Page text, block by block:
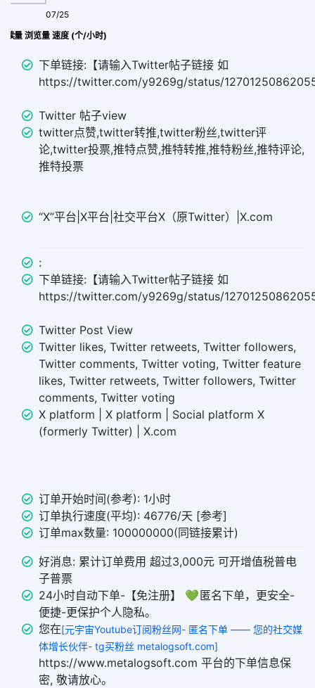
量 浏览量 速度 (个/小时)
07/25
下单链接:【请输入Twitter帖子链接 如
https://twitter.com/y9269g/status/
Twitter 帖子view
twitter点赞,twitter转推,twitter粉丝,twitter评
论,twitter投票,推特点赞,推特转推,推特粉丝,推特评论,
推特投票
“X”平台|X平台|社交平台X（原Twitter）|X.com
:
下单链接:【请输入Twitter帖子链接 如
https://twitter.com/y9269g/status/
Twitter Post View
Twitter likes, Twitter retweets, Twitter followers,
Twitter comments, Twitter voting, Twitter feature
likes, Twitter retweets, Twitter followers, Twitter
comments, Twitter voting
X platform | X platform | Social platform X
(formerly Twitter) | X.com
订单开始时间(参考): 1小时
订单执行速度(平均): 46776/天 [参考]
订单max数量: 100000000(同链接累计)
好消息: 累计订单费用 超过3,000元 可开增值税普电
子普票
24小时自动下单-【免注册】 💚 匿名下单，更安全-
便捷-更保护个人隐私。
您在[元宇宙Youtube订阅粉丝网- 匿名下单 —— 您的社交媒
体增长伙伴- tg买粉丝 metalogsoft.com]
https://www.metalogsoft.com 平台的下单信息保
密, 敬请放心。